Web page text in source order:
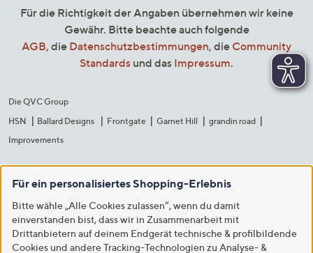
Für die Richtigkeit der Angaben übernehmen wir keine
Gewähr. Bitte beachte auch folgende
AGB, die Datenschutzbestimmungen, die Community
Standards und das Impressum.
Die QVC Group
HSN
Ballard Designs Frontgate Garnet Hill
grandin road
Improvements
Für ein personalisiertes Shopping-Erlebnis
Bitte wähle „Alle Cookies zulassen“, wenn du damit
einverstanden bist, dass wir in Zusammenarbeit mit
Drittanbietern auf deinem Endgerät technische & profilbildende
Cookies und andere Tracking-Technologien zu Analyse- &